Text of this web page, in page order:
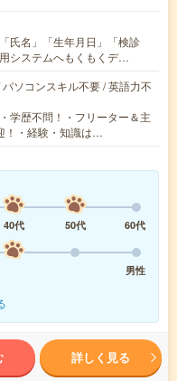
氏名」「生年月日」「検診
システムへもくもくデ…
ソコンスキル不要 / 英語力不
歴不問！・フリーター＆主
！・経験・知識は…
40代 50代
60代
男性
詳しく見る